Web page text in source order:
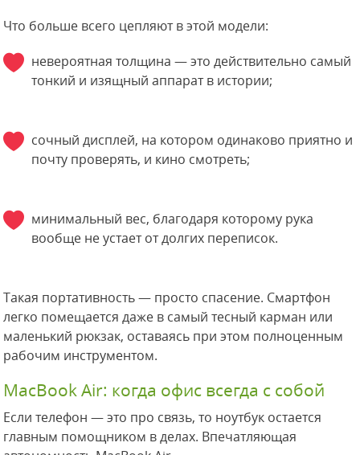
Что больше всего цепляют в этой модели:
невероятная толщина — это действительно самый
тонкий и изящный аппарат в истории;
сочный дисплей, на котором одинаково приятно и
почту проверять, и кино смотреть;
минимальный вес, благодаря которому рука
вообще не устает от долгих переписок.
Такая портативность — просто спасение. Смартфон
легко помещается даже в самый тесный карман или
маленький рюкзак, оставаясь при этом полноценным
рабочим инструментом.
MacBook Air: когда офис всегда с собой
Если телефон — это про связь, то ноутбук остается
главным помощником в делах. Впечатляющая